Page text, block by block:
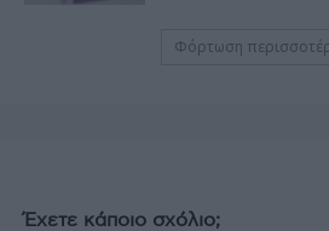
Φόρτωση
Έχετε κάποιο σχόλιο;